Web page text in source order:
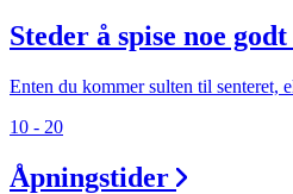
Steder å spise noe godt
Enten du kommer sulten til senteret,
10 - 20
Åpningstider